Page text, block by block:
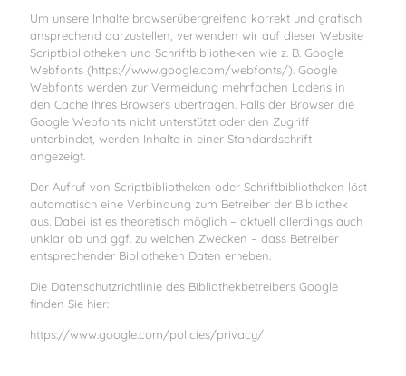
Um unsere Inhalte browserübergreifend korrekt und grafisch
ansprechend darzustellen, verwenden wir auf dieser Website
Scriptbibliotheken und Schriftbibliotheken wie z. B. Google
Webfonts (https://www.google.com/webfonts/). Google
Webfonts werden zur Vermeidung mehrfachen Ladens in
den Cache Ihres Browsers übertragen. Falls der Browser die
Google Webfonts nicht unterstützt oder den Zugriff
unterbindet, werden Inhalte in einer Standardschrift
angezeigt.
Der Aufruf von Scriptbibliotheken oder Schriftbibliotheken löst
automatisch eine Verbindung zum Betreiber der Bibliothek
aus. Dabei ist es theoretisch möglich – aktuell allerdings auch
unklar ob und ggf. zu welchen Zwecken – dass Betreiber
entsprechender Bibliotheken Daten erheben.
Die Datenschutzrichtlinie des Bibliothekbetreibers Google
finden Sie hier:
https://www.google.com/policies/privacy/